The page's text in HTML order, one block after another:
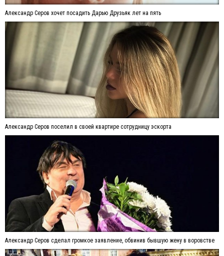
Александр Серов хочет посадить Дарью Друзьяк лет на пять
Александр Серов поселил в своей квартире сотрудницу эскорта
Александр Серов сделал громкое заявление, обвинив бывшую жену в воровстве